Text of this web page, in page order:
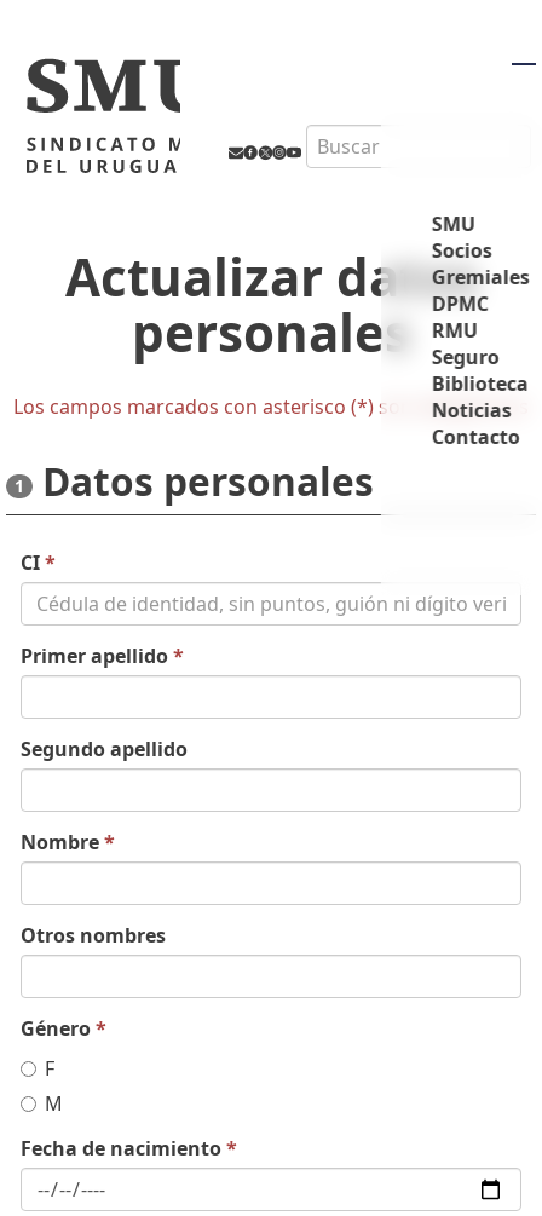
Search
SMU
Socios
Gremiales
DPMC
RMU
Seguro
Biblioteca
Noticias
Contacto
Actualizar datos
personales
Los campos marcados con asterisco (*) son obligatorios
1 Datos personales
CI*
Primer apellido*
Segundo apellido
Nombre*
Otros nombres
Género*
F
M
Fecha de nacimiento*